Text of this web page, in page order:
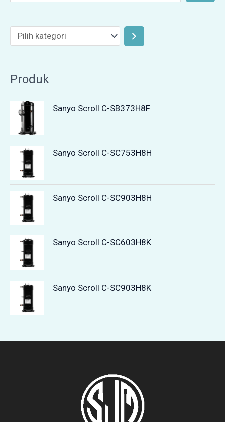
Produk
Sanyo Scroll C-SB373H8F
Sanyo Scroll C-SC753H8H
Sanyo Scroll C-SC903H8H
Sanyo Scroll C-SC603H8K
Sanyo Scroll C-SC903H8K